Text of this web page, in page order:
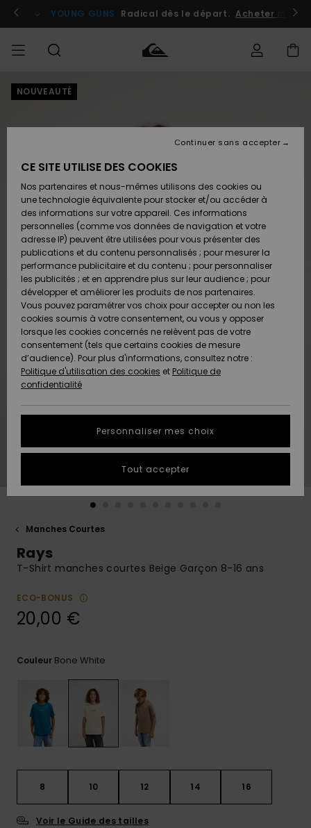
l'information
le
Se connecter / s'inscrire
YOUNG GUNS Radical dès le départ. Acheter
HOMME
Chaussures
& Tongs
Surf
Snow
Nouveautés
A
Découvrir
Chaussures
& Tongs
Surf
Snow
Nouveautés
A
Découvrir
FEMME
A
Découvrir
Snow
SURF
Homme
Surf
Shop
Enfant
Highlights
Communauté
SNOW
Homme
Snow
Shop
Enfant
Snow
Shop
Femme
A
Découvrir
Communauté
OUTLET
Enfant
Outlet
Femme
AIDE &
CONTACT
Retours
Paiement
Carte
Cadeau
Quiksilver
Freedom
Protection
des
tailles
obtenir la
à votre
réponses
aux
questions
fréquentes
formulaire
Consulter
la FAQ
MAGASINS
QUIKSILVER
NOUVEAUTÉ
Manches Courtes
Rays
T-Shirt manches courtes Beige Garçon 8-16 ans
ECO-BONUS
20,00 €
Couleur Bone White
8 10 12 14 16
Voir le Guide des tailles
CE SITE UTILISE DES COOKIES
Nos partenaires et nous-mêmes utilisons des cookies ou
une technologie équivalente pour stocker et/ou accéder à
des informations sur votre appareil. Ces informations
personnelles (comme vos données de navigation et votre
adresse IP) peuvent être utilisées pour vous présenter des
publications et du contenu personnalisés ; pour mesurer la
performance publicitaire et du contenu ; pour personnaliser
les publicités ; et en apprendre plus sur leur audience ; pour
développer et améliorer les produits de nos partenaires.
Vous pouvez paramétrer vos choix pour accepter ou non les
cookies soumis à votre consentement, ou vous y opposer
lorsque les cookies concernés ne relèvent pas de votre
consentement (tels que certains cookies de mesure
d’audience). Pour plus d'informations, consultez notre :
Politique d'utilisation des cookies et Politique de
confidentialité
Personnaliser mes choix
Continuer sans accepter
Tout accepter